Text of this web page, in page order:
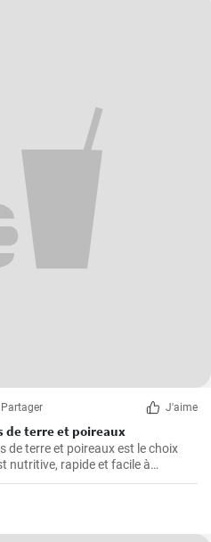
Partager J'aime
de terre et poireaux
de terre et poireaux est le choix
nutritive, rapide et facile à
de légumes sains.